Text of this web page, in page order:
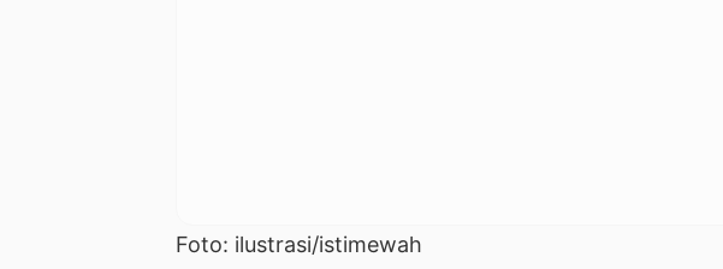
Foto: ilustrasi/istimewah